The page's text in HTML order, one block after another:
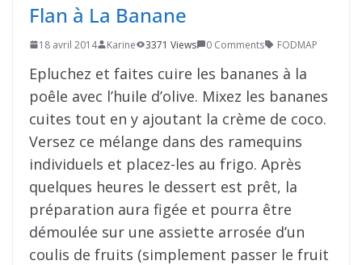
Flan à La Banane
18 avril 2014 Karine 3371 Views 0 Comments FODMAP
Epluchez et faites cuire les bananes à la
poêle avec l’huile d’olive. Mixez les bananes
cuites tout en y ajoutant la crème de coco.
Versez ce mélange dans des ramequins
individuels et placez-les au frigo. Après
quelques heures le dessert est prêt, la
préparation aura figée et pourra être
démoulée sur une assiette arrosée d’un
coulis de fruits (simplement passer le fruit